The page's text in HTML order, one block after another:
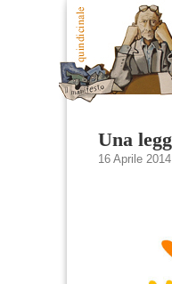
Una
16 Aprile 2014